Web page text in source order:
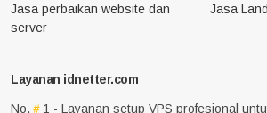
Jasa perbaikan website dan
server
Jasa
Layanan idnetter.com
No. 1 - Layanan setup VPS profesional